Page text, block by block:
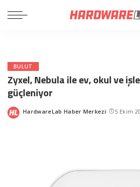
BULUT
Zyxel, Nebula ile ev, okul ve
güçleniyor
Posted
HardwareLab Haber Merkezi 5 Ekim